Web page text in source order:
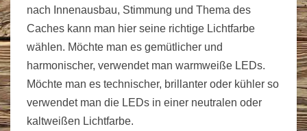
nach Innenausbau, Stimmung und Thema des
Caches kann man hier seine richtige Lichtfarbe
wählen. Möchte man es gemütlicher und
harmonischer, verwendet man warmweiße LEDs.
Möchte man es technischer, brillanter oder kühler so
verwendet man die LEDs in einer neutralen oder
kaltweißen Lichtfarbe.